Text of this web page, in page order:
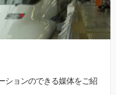
ションのできる媒体をご紹